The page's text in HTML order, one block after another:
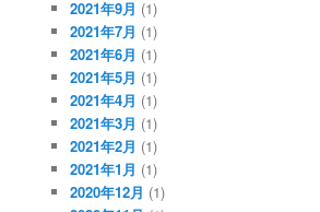
2021年9月 (1)
2021年7月 (1)
2021年6月 (1)
2021年5月 (1)
2021年4月 (1)
2021年3月 (1)
2021年2月 (1)
2021年1月 (1)
2020年12月 (1)